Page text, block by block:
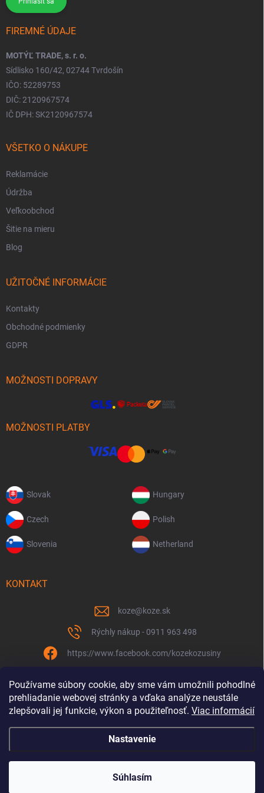
Používame súbory cookie, aby sme vám umožnili pohodlné
prehliadanie webovej stránky a vďaka analýze neustále
zlepšovali jej funkcie, výkon a použiteľnosť. Viac informácií
Nastavenie
Súhlasím
FIREMNÉ ÚDAJE
MOTÝĽ TRADE, s. r. o.
Sídlisko 160/42, 02744 Tvrdošín
IČO: 52289753
DIČ: 2120967574
IČ DPH: SK2120967574
VŠETKO O NÁKUPE
Reklamácie
Údržba
Veľkoobchod
Šitie na mieru
Blog
UŽITOČNÉ INFORMÁCIE
Kontakty
Obchodné podmienky
GDPR
MOŽNOSTI DOPRAVY
MOŽNOSTI PLATBY
Slovak Hungary
Czech Polish
Slovenia Netherland
KONTAKT
koze@koze.sk
Rýchly nákup - 0911 963 498
https://www.facebook.com/kozekozusiny
Spolu to ťaháme už 9 rokov
Koze.sk . Všetky práva vyhradené.